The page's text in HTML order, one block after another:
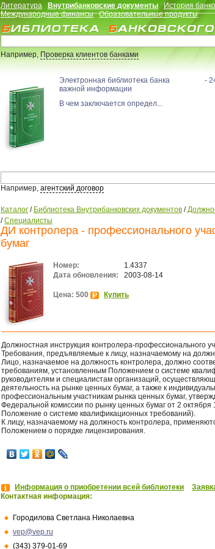
Литература Внутрибанковские документы История
Международные финансы
Образовательные продукты
Например,Проверка клиентов банками
Электронная библиотека банка - 24
важной информации
В чем заключается определ...
Например, агентский договор
Каталог / Библиотека Внутрибанковских документов /
/Специалисты
ДИ контролера - профессионального
бумаг
Номер:
1.4337
Дата обновления:
2003-08-14
Цена: 500 Купить
Должностная инструкция контролера-профессионального
Требования, предъявляемые к лицу, назначаемому на
Лицо, назначаемое на должность контролера, должно
требованиям, установленным Положением о системе
руководителям и специалистам организаций,
деятельность на рынке ценных бумаг, а также к
профессиональным участникам рынка ценных бумаг,
Федеральной комиссии по рынку ценных бумаг от 2 октября
Положение о системе квалификационных требований).
К лицу, назначаемому на должность контролера,
Положением о порядке лицензирования.
Информация о приобретении всей библиотеки
Контактная информация:
Городилова Светлана Николаевна
vep@vep.ru
(343) 379-01-69